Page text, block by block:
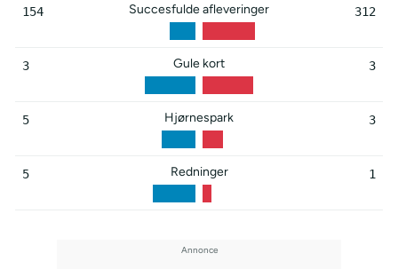
154 Succesfulde afleveringer 312
3 Gule kort 3
5 Hjørnespark 3
5 Redninger 1